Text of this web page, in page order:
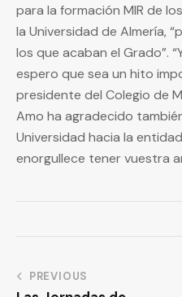
para la formación MIR de
la Universidad de Almería,
los que acaban el Grado”.
espero que sea un hito
presidente del Colegio de
Amo ha agradecido
Universidad hacia la
enorgullece tener vuestra
PREVIOUS